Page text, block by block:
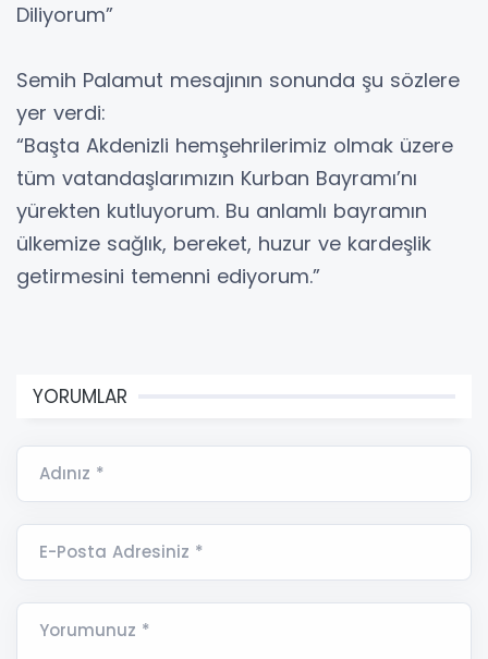
Diliyorum”
Semih Palamut mesajının sonunda şu sözlere
yer verdi:
“Başta Akdenizli hemşehrilerimiz olmak üzere
tüm vatandaşlarımızın Kurban Bayramı’nı
yürekten kutluyorum. Bu anlamlı bayramın
ülkemize sağlık, bereket, huzur ve kardeşlik
getirmesini temenni ediyorum.”
YORUMLAR
Adınız *
E-Posta Adresiniz *
Yorumunuz *